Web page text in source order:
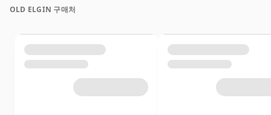
OLD ELGIN 구매처